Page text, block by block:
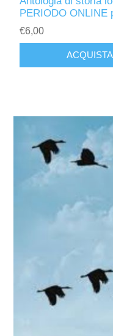
PERIODO ONLINE
€6,00
ACQUISTA